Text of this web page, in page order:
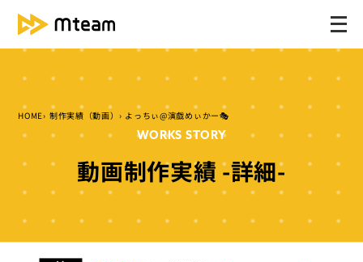
メ
HOME 制作実績（動画）
よっちぃ@演戯めぃかー🎭
WORKS STORY
動画制作実績 -詳細-